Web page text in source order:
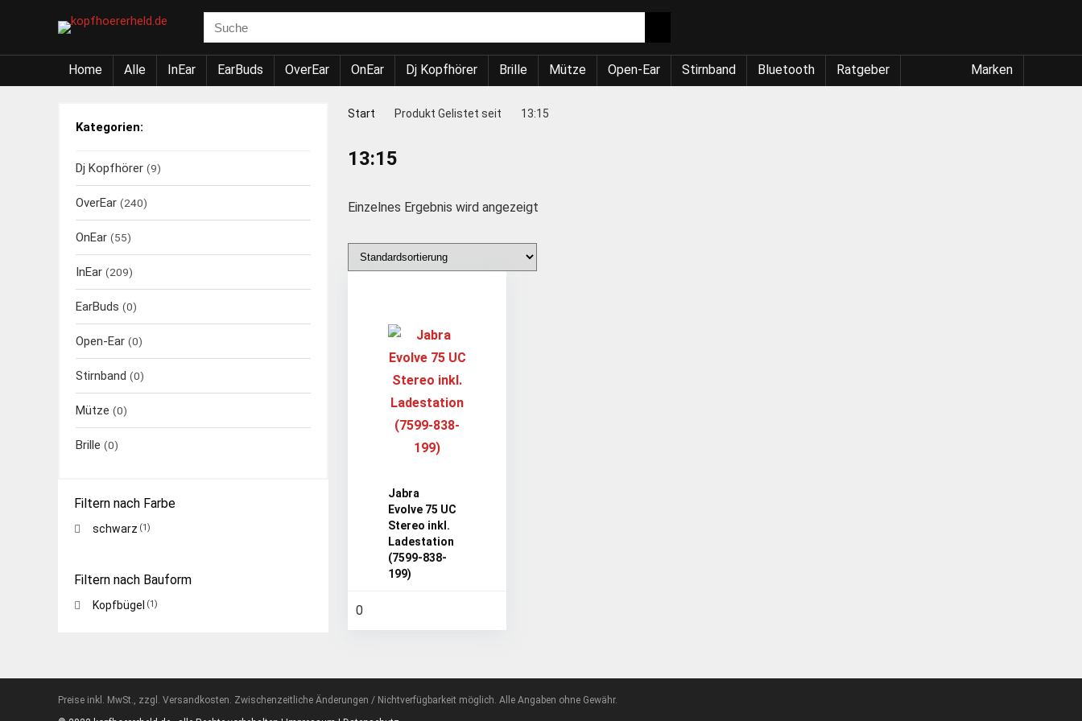
Home Alle InEar EarBuds OverEar OnEar Dj Kopfhörer Brille Mütze Open-Ear Stirnband Bluetooth Ratgeber Marken
Kategorien:
Dj Kopfhörer (9)
OverEar (240)
OnEar (55)
InEar (209)
EarBuds (0)
Open-Ear (0)
Stirnband (0)
Mütze (0)
Brille (0)
Filtern nach Farbe
schwarz (1)
Filtern nach Bauform
Kopfbügel (1)
Start Produkt Gelistet seit 13:15
13:15
Einzelnes Ergebnis wird angezeigt
Jabra
Evolve 75 UC
Stereo inkl.
Ladestation
(7599-838-
199)
0
Preise inkl. MwSt., zzgl. Versandkosten. Zwischenzeitliche Änderungen / Nichtverfügbarkeit möglich. Alle Angaben ohne Gewähr.